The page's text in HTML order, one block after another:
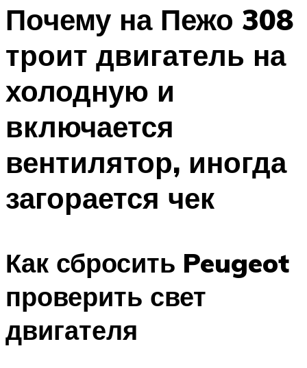
Почему на Пежо 308
троит двигатель на
холодную и
включается
вентилятор, иногда
загорается чек
Как сбросить Peugeot
проверить свет
двигателя